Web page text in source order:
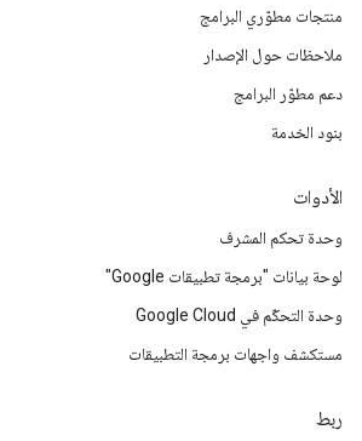
منتجات مطوّري البرامج
ملاحظات حول الإصدار
دعم مطوّر البرامج
بنود الخدمة
الأدوات
وحدة تحكم المشرف
لوحة بيانات "برمجة تطبيقات Google"
وحدة التحكّم في Google Cloud
مستكشف واجهات برمجة التطبيقات
ربط